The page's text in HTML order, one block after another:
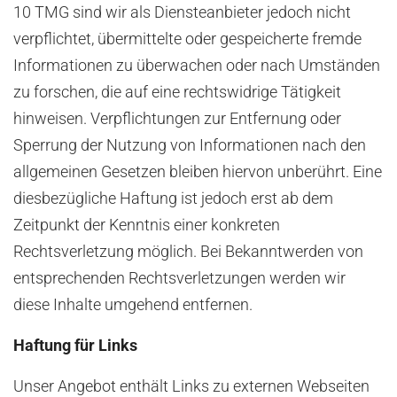
10 TMG sind wir als Diensteanbieter jedoch nicht
verpflichtet, übermittelte oder gespeicherte fremde
Informationen zu überwachen oder nach Umständen
zu forschen, die auf eine rechtswidrige Tätigkeit
hinweisen. Verpflichtungen zur Entfernung oder
Sperrung der Nutzung von Informationen nach den
allgemeinen Gesetzen bleiben hiervon unberührt. Eine
diesbezügliche Haftung ist jedoch erst ab dem
Zeitpunkt der Kenntnis einer konkreten
Rechtsverletzung möglich. Bei Bekanntwerden von
entsprechenden Rechtsverletzungen werden wir
diese Inhalte umgehend entfernen.
Haftung für Links
Unser Angebot enthält Links zu externen Webseiten